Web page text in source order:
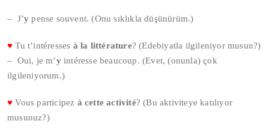
– J’y pense souvent. (Onu sıklıkla düşünürüm.)
♥ Tu t’intéresses à la littérature? (Edebiyatla ilgileniyor musun?)
– Oui, je m’yintéresse beaucoup. (Evet, (onunla) çok
ilgileniyorum.)
♥ Vous participez à cette activité? (Bu aktiviteye katılıyor
musunuz?)